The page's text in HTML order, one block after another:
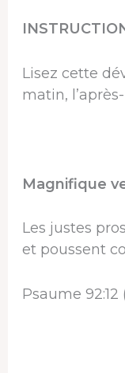
Lisez cette
matin,
Magnifique
Les justes
et poussent
Psaume 92:12